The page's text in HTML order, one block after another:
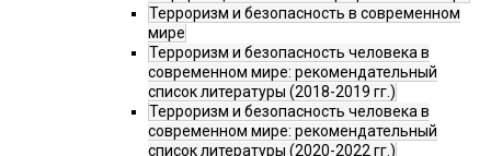
Терроризм и безопасность в современном
мире
Терроризм и безопасность человека в
современном мире: рекомендательный
список литературы (2018-2019 гг.)
Терроризм и безопасность человека в
современном мире: рекомендательный
список литературы (2020-2022 гг.)